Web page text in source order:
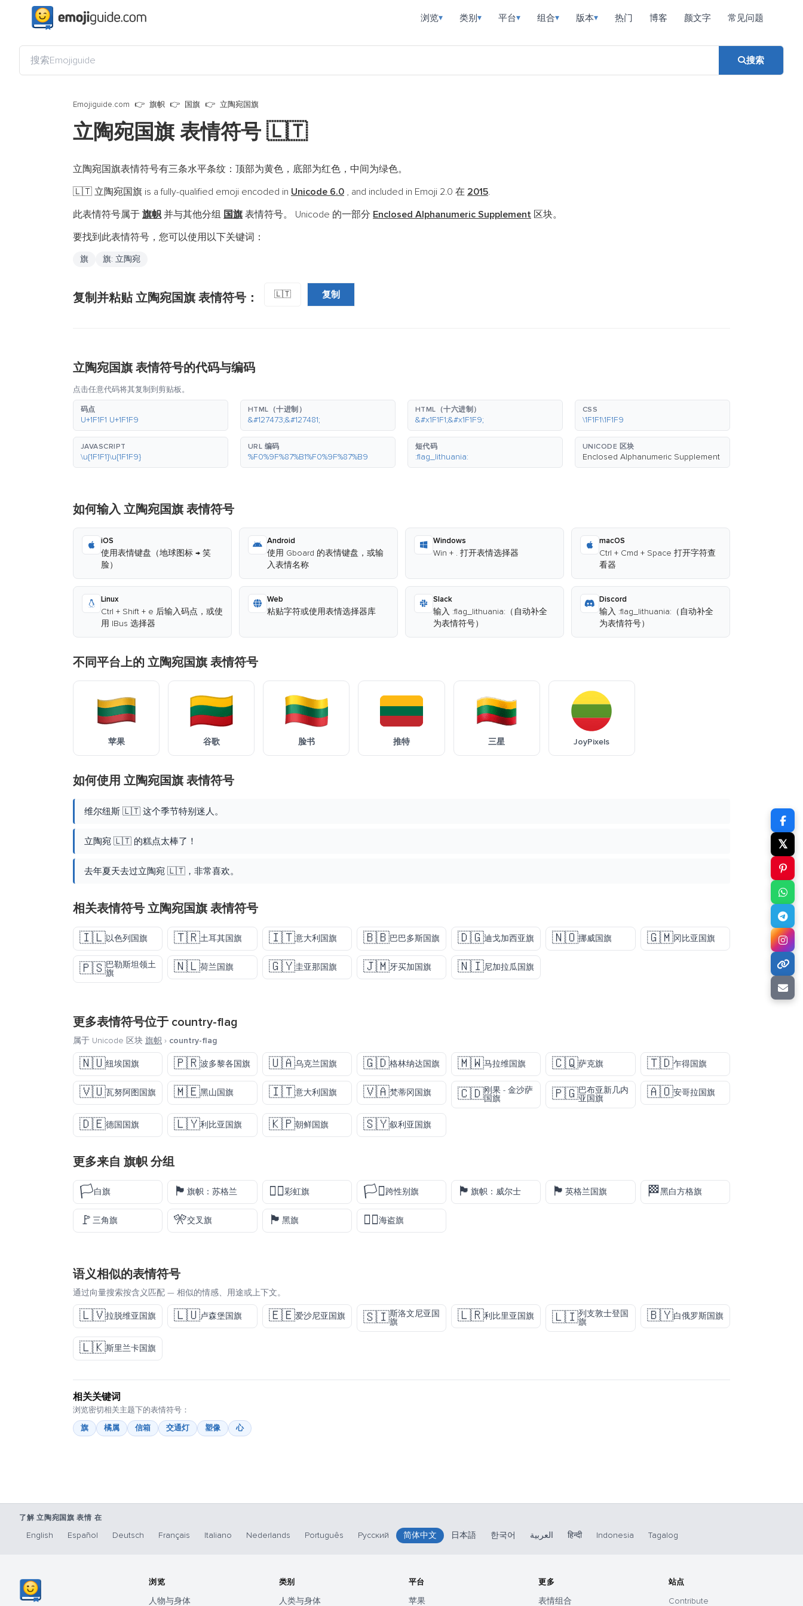
浏览▾ 类别 ▾ 平台▾ 组合▾ 版本▾ 热门 博客 颜文字 常见问题
搜索
Emojiguide.com 旗帜 国旗 立陶宛国旗
立陶宛国旗 表情符号 🇱🇹
立陶宛国旗表情符号有三条水平条纹：顶部为黄色，底部为红色，中间为绿色。
🇱🇹 立陶宛国旗 is a fully-qualified emoji encoded in Unicode 6.0 , and included in Emoji 2.0 在 2015.
此表情符号属于 旗帜并与其他分组 国旗 表情符号。 Unicode 的一部分 Enclosed Alphanumeric Supplement 区块。
要找到此表情符号，您可以使用以下关键词：
旗 旗: 立陶宛
复制并粘贴 立陶宛国旗 表情符号： 🇱🇹 复制
立陶宛国旗 表情符号的代码与编码
点击任意代码将其复制到剪贴板。
码点
U+1F1F1 U+1F1F9
HTML（十进制）
&#127473;&#127481;
HTML（十六进制）
&#x1F1F1;&#x1F1F9;
CSS
\1F1F1\1F1F9
JAVASCRIPT
\u{1F1F1}\u{1F1F9}
URL 编码
%F0%9F%87%B1%F0%9F%87%B9
短代码
:flag_lithuania:
UNICODE 区块
Enclosed Alphanumeric Supplement
如何输入 立陶宛国旗 表情符号
iOS
使用表情键盘（地球图标 → 笑
脸）
Android
使用 Gboard 的表情键盘，或输
入表情名称
Windows
Win + . 打开表情选择器
macOS
Ctrl + Cmd + Space 打开字符查
看器
Linux
Ctrl + Shift + e 后输入码点，或使
用 IBus 选择器
Web
粘贴字符或使用表情选择器库
Slack
输入 :flag_lithuania:（自动补全
为表情符号）
Discord
输入 :flag_lithuania:（自动补全
为表情符号）
不同平台上的 立陶宛国旗 表情符号
苹果 谷歌 脸书 推特 三星 JoyPixels
如何使用 立陶宛国旗 表情符号
维尔纽斯 🇱🇹 这个季节特别迷人。
立陶宛 🇱🇹 的糕点太棒了！
去年夏天去过立陶宛 🇱🇹，非常喜欢。
相关表情符号 立陶宛国旗 表情符号
🇮🇱以色列国旗 🇹🇷土耳其国旗 🇮🇹意大利国旗 🇧🇧巴巴多斯国旗 🇩🇬迪戈加西亚旗 🇳🇴挪威国旗 🇬🇲冈比亚国旗
🇵🇸巴勒斯坦领土
旗
🇳🇱荷兰国旗 🇬🇾圭亚那国旗 🇯🇲牙买加国旗 🇳🇮尼加拉瓜国旗
更多表情符号位于 country-flag
属于 Unicode 区块 旗帜 › country-flag
🇳🇺纽埃国旗 🇵🇷波多黎各国旗 🇺🇦乌克兰国旗 🇬🇩格林纳达国旗 🇲🇼马拉维国旗 🇨🇶萨克旗 🇹🇩乍得国旗
🇻🇺瓦努阿图国旗 🇲🇪黑山国旗 🇮🇹意大利国旗 🇻🇦梵蒂冈国旗 🇨🇩刚果 - 金沙萨
国旗
🇵🇬巴布亚新几内
亚国旗
🇦🇴安哥拉国旗
🇩🇪德国国旗 🇱🇾利比亚国旗 🇰🇵朝鲜国旗 🇸🇾叙利亚国旗
更多来自 旗帜分组
🏳️白旗 🏴󠁧󠁢󠁳󠁣󠁴󠁿旗帜：苏格兰 🏳️‍🌈彩虹旗 🏳️‍⚧️跨性别旗 🏴󠁧󠁢󠁷󠁬󠁳󠁿旗帜：威尔士 🏴󠁧󠁢󠁥󠁮󠁧󠁿英格兰国旗 🏁黑白方格旗
🚩 三角旗 🎌交叉旗 🏴 黑旗 🏴‍☠️海盗旗
语义相似的表情符号
通过向量搜索按含义匹配 — 相似的情感、用途或上下文。
🇱🇻拉脱维亚国旗 🇱🇺卢森堡国旗 🇪🇪爱沙尼亚国旗 🇸🇮斯洛文尼亚国
旗
🇱🇷利比里亚国旗 🇱🇮列支敦士登国
旗
🇧🇾白俄罗斯国旗
🇱🇰斯里兰卡国旗
相关关键词
浏览密切相关主题下的表情符号：
旗
橘属 信箱 交通灯 塑像 心
𝕏
了解 立陶宛国旗 表情 在
English Español Deutsch Français Italiano Nederlands Português Русский 简体中文 日本語 한국어 العربية हिन्दी Indonesia Tagalog
浏览
人物与身体
类别
人类与身体
平台
苹果
更多
表情组合
站点
Contribute